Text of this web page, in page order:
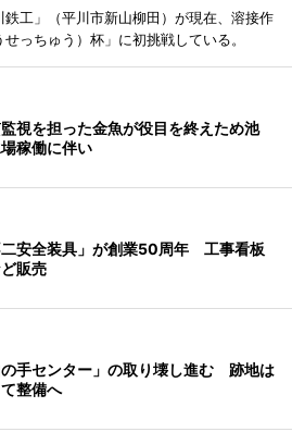
工」（平川市新山柳田）が現在、溶接作
っちゅう）杯」に初挑戦している。
視を担った金魚が役目を終えため池
稼働に伴い
安全装具」が創業50周年 工事看板
販売
手センター」の取り壊し進む 跡地は
整備へ